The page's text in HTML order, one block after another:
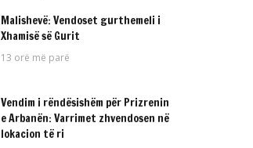
Malishevë: Vendoset gurthemeli i
Xhamisë së Gurit
13 orë më parë
Vendim i rëndësishëm për Prizrenin
e Arbanën: Varrimet zhvendosen në
lokacion të ri